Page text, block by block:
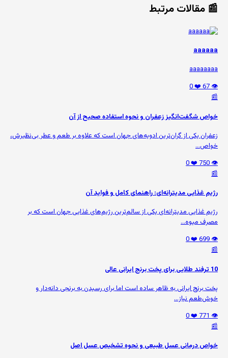
📰 مقالات مرتبط
aaaaaa
aaaaaaaa
👁️ 67
❤️ 0
📰
خواص شگفت‌انگیز زعفران و نحوه استفاده صحیح از آن
زعفران یکی از گران‌ترین ادویه‌های جهان است که علاوه بر طعم و عطر بی‌نظیرش،
خواص...
👁️ 750
❤️ 0
📰
رژیم غذایی مدیترانه‌ای: راهنمای کامل و فواید آن
رژیم غذایی مدیترانه‌ای یکی از سالم‌ترین رژیم‌های غذایی جهان است که بر
مصرف میوه‌...
👁️ 699
❤️ 0
📰
10 ترفند طلایی برای پخت برنج ایرانی عالی
پخت برنج ایرانی به ظاهر ساده است اما برای رسیدن به برنجی دانه‌دار و
خوش‌طعم نیاز...
👁️ 771
❤️ 0
📰
خواص درمانی عسل طبیعی و نحوه تشخیص عسل اصل